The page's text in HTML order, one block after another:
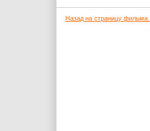
Назад на страницу фильма...